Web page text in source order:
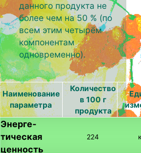
данного продукта не
более чем на 50 % (по
всем этим четырём
компонентам
одновременно).
Наименование
параметра
Количество
в 100 г
продукта
Энерге­
тическая
ценность
224